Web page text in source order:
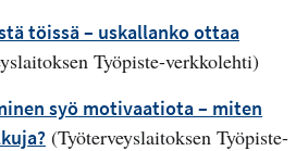
töissä – uskallanko ottaa
Työpiste-verkkolehti)
syö motivaatiota – miten
(Työterveyslaitoksen Työpiste-